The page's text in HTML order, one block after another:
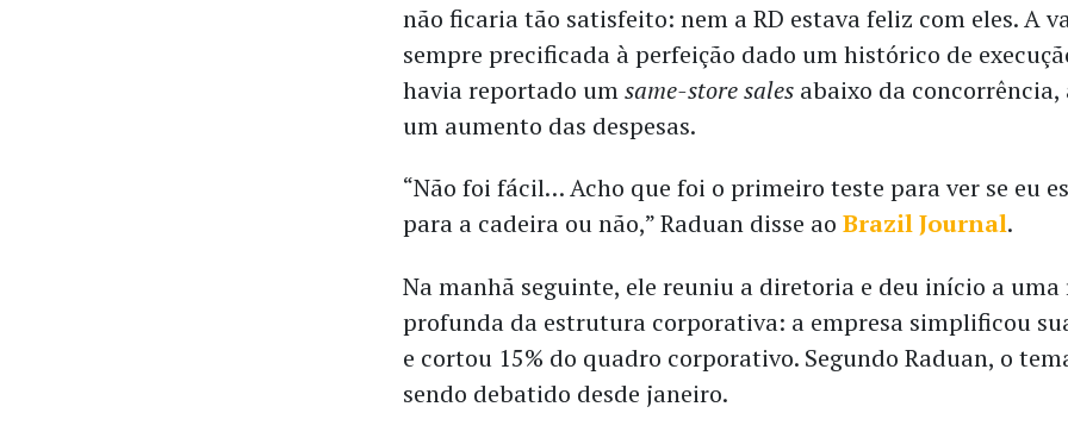
não ficaria tão satisfeito: nem a RD estava feliz com eles. A
sempre precificada à perfeição dado um histórico de
havia reportado umsame-store sales abaixo da concorrência,
um aumento das despesas.
“Não foi fácil… Acho que foi o primeiro teste para ver se eu
para a cadeira ou não,” Raduan disse ao Brazil Journal.
Na manhã seguinte, ele reuniu a diretoria e deu início a uma
profunda da estrutura corporativa: a empresa simplificou
e cortou 15% do quadro corporativo. Segundo Raduan, o
sendo debatido desde janeiro.